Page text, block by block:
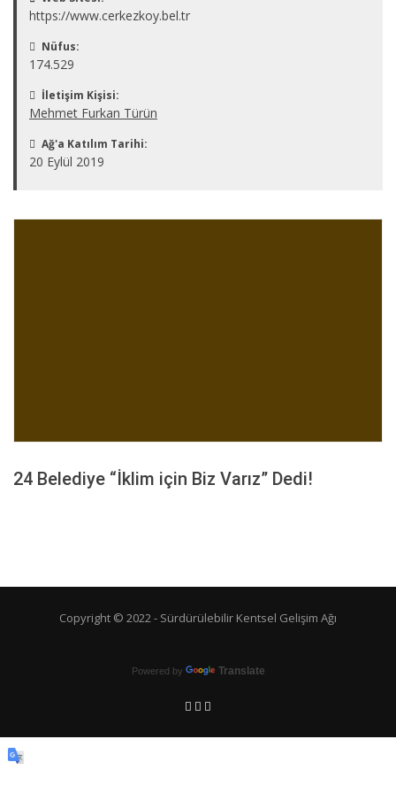
https://www.cerkezkoy.bel.tr
Nüfus:
174.529
İletişim Kişisi:
Mehmet Furkan Türün
Ağ'a Katılım Tarihi:
20 Eylül 2019
24 Belediye “İklim için Biz Varız” Dedi!
Copyright © 2022 - Sürdürülebilir Kentsel Gelişim Ağı
Powered by Translate